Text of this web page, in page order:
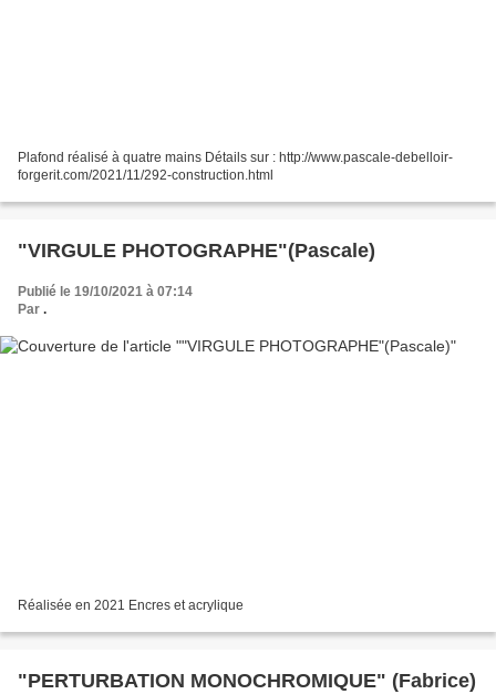
Plafond réalisé à quatre mains Détails sur : http://www.pascale-debelloir-
forgerit.com/2021/11/292-construction.html
"VIRGULE PHOTOGRAPHE"(Pascale)
Publié le 19/10/2021 à 07:14
Par .
Réalisée en 2021 Encres et acrylique
"PERTURBATION MONOCHROMIQUE" (Fabrice)